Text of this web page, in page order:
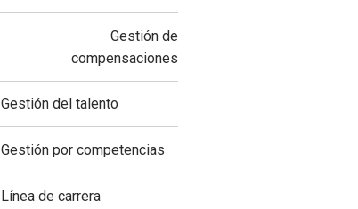
Gestión de
compensaciones
Gestión del talento
Gestión por competencias
Línea de carrera